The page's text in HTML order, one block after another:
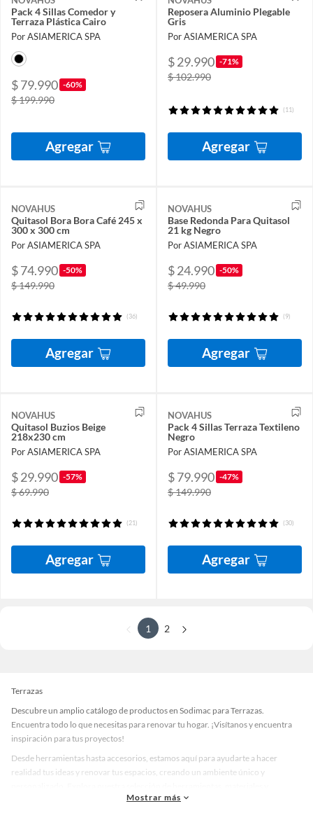
Pack 4 Sillas Comedor y
Terraza Plástica Cairo
Por ASIAMERICA SPA
$ 79.990 -60%
$ 199.990
Agregar
Reposera Aluminio Plegable
Gris
Por ASIAMERICA SPA
$ 29.990 -71%
$ 102.990
(11)
Agregar
NOVAHUS
Quitasol Bora Bora Café 245 x
300 x 300 cm
Por ASIAMERICA SPA
$ 74.990 -50%
$ 149.990
(36)
Agregar
NOVAHUS
Base Redonda Para Quitasol
21 kg Negro
Por ASIAMERICA SPA
$ 24.990 -50%
$ 49.990
(9)
Agregar
NOVAHUS
Quitasol Buzios Beige
218x230 cm
Por ASIAMERICA SPA
$ 29.990 -57%
$ 69.990
(21)
Agregar
NOVAHUS
Pack 4 Sillas Terraza Textileno
Negro
Por ASIAMERICA SPA
$ 79.990 -47%
$ 149.990
(30)
Agregar
1 2
Terrazas
Descubre un amplio catálogo de productos en Sodimac para Terrazas.
Encuentra todo lo que necesitas para renovar tu hogar. ¡Visítanos y encuentra
inspiración para tus proyectos!
Desde herramientas hasta accesorios, estamos aquí para ayudarte a hacer
realidad tus ideas y renovar tus espacios, creando un ambiente único y
accesorios de calidad que te ayudarán a crear un espacio más tú.
Mostrar más